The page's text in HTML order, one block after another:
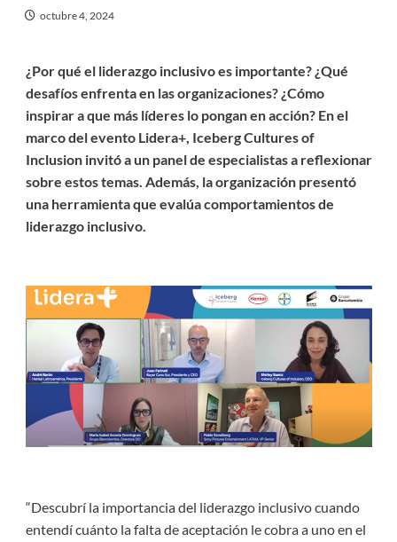
octubre 4, 2024
¿Por qué el liderazgo inclusivo es importante? ¿Qué
desafíos enfrenta en las organizaciones? ¿Cómo
inspirar a que más líderes lo pongan en acción? En el
marco del evento Lidera+, Iceberg Cultures of
Inclusion invitó a un panel de especialistas a reflexionar
sobre estos temas. Además, la organización presentó
una herramienta que evalúa comportamientos de
liderazgo inclusivo.
“Descubrí la importancia del liderazgo inclusivo cuando
entendí cuánto la falta de aceptación le cobra a uno en el